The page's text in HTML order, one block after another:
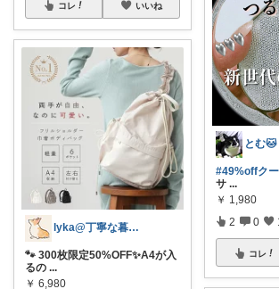
コレ いいね
lyka@丁寧な暮らし
🐾 300枚限定50%OFF✨A4が入
るの ...
￥ 6,980
とむ🐱
#49%offク
サ ...
￥ 1,980
2 0
コレ